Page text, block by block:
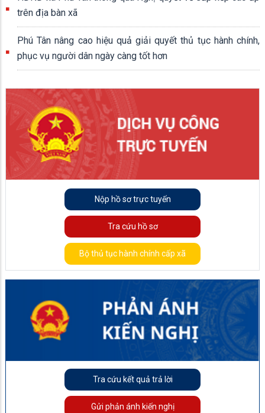
trên địa bàn xã
Phú Tân nâng cao hiệu quả giải quyết thủ tục hành chính,
phục vụ người dân ngày càng tốt hơn
Nộp hồ sơ trực tuyến
Tra cứu hồ sơ
Bộ thủ tục hành chính cấp xã
Tra cứu kết quả trả lời
Gửi phản ánh kiến nghị